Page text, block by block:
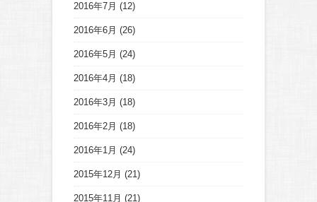
2016年7月 (12)
2016年6月 (26)
2016年5月 (24)
2016年4月 (18)
2016年3月 (18)
2016年2月 (18)
2016年1月 (24)
2015年12月 (21)
2015年11月 (21)